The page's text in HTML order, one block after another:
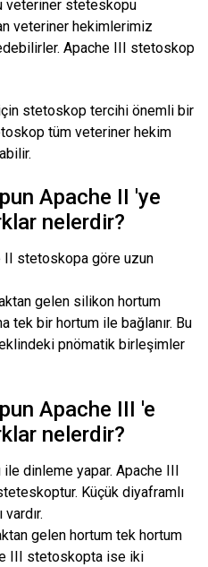
veteriner steteskopu
veteriner hekimlerimiz
Apache III stetoskop
stetoskop tercihi önemli bir
tüm veteriner hekim
Apache II 'ye
nelerdir?
stetoskopa göre uzun
gelen silikon hortum
tek bir hortum ile bağlanır. Bu
pnömatik birleşimler
Apache III 'e
nelerdir?
dinleme yapar. Apache III
Küçük diyaframlı
gelen hortum tek hortum
III stetoskopta ise iki